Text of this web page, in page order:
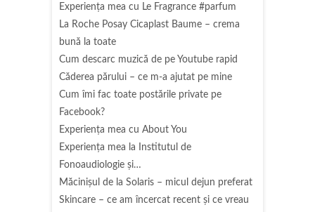
Experienţa mea cu Le Fragrance #parfum
La Roche Posay Cicaplast Baume – crema
bună la toate
Cum descarc muzică de pe Youtube rapid
Căderea părului – ce m-a ajutat pe mine
Cum îmi fac toate postările private pe
Facebook?
Experiența mea cu About You
Experiența mea la Institutul de
Fonoaudiologie și…
Măcinişul de la Solaris – micul dejun preferat
Skincare – ce am încercat recent și ce vreau